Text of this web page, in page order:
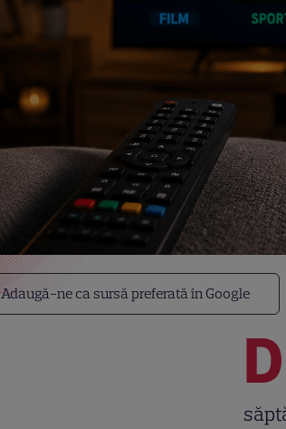
Adaugă-ne ca sursă preferată în Google
D